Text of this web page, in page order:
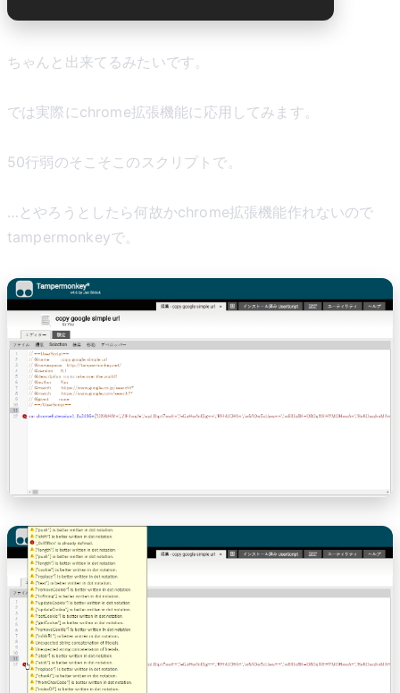
ちゃんと出来てるみたいです。
では実際にchrome拡張機能に応用してみます。
50行弱のそこそこのスクリプトで。
…とやろうとしたら何故かchrome拡張機能作れないので
tampermonkeyで。